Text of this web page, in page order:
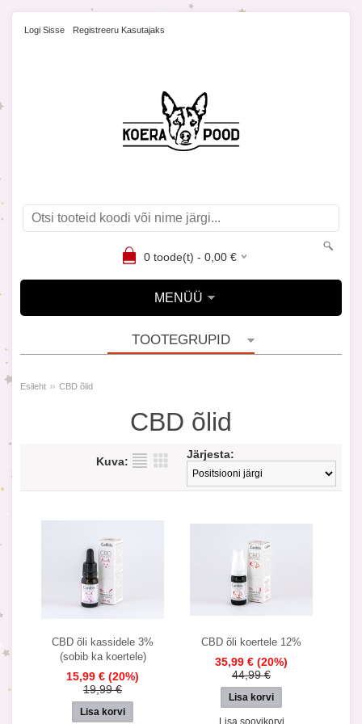
Logi Sisse Registreeru Kasutajaks
0toode(t) - 0,00€
MENÜÜ
TOOTEGRUPID
Esileht » CBD õlid
CBD õlid
Järjesta:
Kuva:
CBD õli kassidele 3%
(sobib ka koertele)
15,99 € (20%)
19,99 €
CBD õli koertele 12%
35,99 € (20%)
44,99 €
Lisa soovikorvi